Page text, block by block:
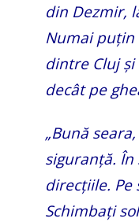
din Dezmir,
Numai puțin
dintre Cluj și
decât pe
„Bună
siguranță.
direcțiile. Pe
Schimbați